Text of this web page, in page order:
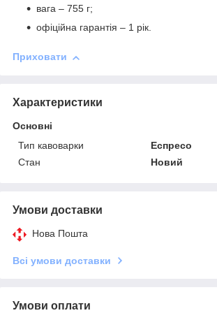
вага – 755 г;
офіційна гарантія – 1 рік.
Приховати
Характеристики
Основні
Тип кавоварки
Еспресо
Стан
Новий
Умови доставки
Нова Пошта
Всі умови доставки
Умови оплати